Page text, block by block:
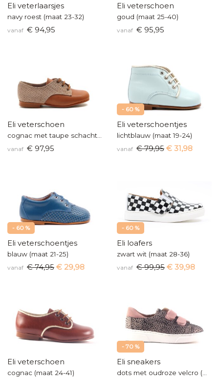
Eli veterlaarsjes
navy roest (maat 23-32)
vanaf € 94,95
Eli veterschoen
goud (maat 25-40)
vanaf € 95,95
Eli veterschoen
vanaf € 97,95
- 60 %
Eli veterschoentjes
lichtblauw (maat 19-24)
vanaf € 79,95 € 31,98
- 60 %
Eli veterschoentjes
blauw (maat 21-25)
vanaf € 74,95 € 29,98
- 60 %
Eli loafers
zwart wit (maat 28-36)
vanaf € 99,95 € 39,98
Eli veterschoen
cognac (maat 24-41)
- 70 %
Eli sneakers